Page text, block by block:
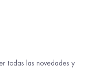
todas las novedades y